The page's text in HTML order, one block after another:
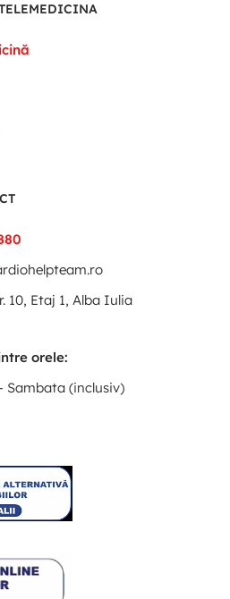
10, Etaj 1, Alba Iulia
orele:
Sambata (inclusiv)